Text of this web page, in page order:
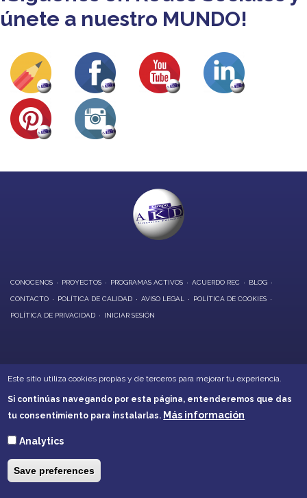
únete a nuestro MUNDO!
CONOCENOS PROYECTOS PROGRAMAS ACTIVOS ACUERDO REC BLOG
CONTACTO POLÍTICA DE CALIDAD AVISO LEGAL POLÍTICA DE COOKIES
POLÍTICA DE PRIVACIDAD INICIAR SESIÓN
Calle Soledad, 21 - Villarrubia de los Ojos
Teléfonos: 926260001 - 926266632
akd@akd-cr.com
Los buenos equipos acaban por ser grandes equipos cuando
Este sitio utiliza cookies propias y de terceros para mejorar tu experiencia.
Si continúas navegando por esta página, entenderemos que das
tu consentimiento para instalarlas. Más información
Analytics
Save preferences